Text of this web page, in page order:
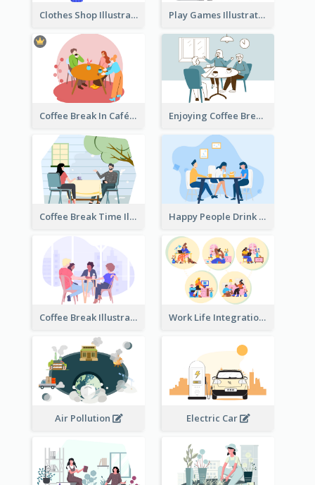
Clothes Shop Illustration Play Games Illustration
Coffee Break In Café Illustration Enjoying Coffee Break Illustration
Coffee Break Time Illustration Happy People Drink Coffee Illustration
Coffee Break Illustration Work Life Integration
Air Pollution Electric Car